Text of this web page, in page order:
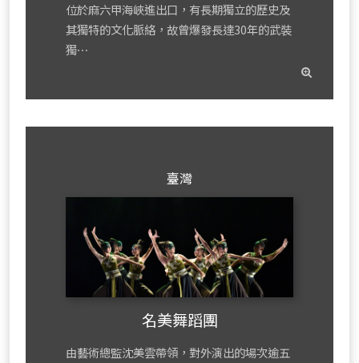
位於麻六甲海峽進出口，有長期獨立的歷史及
其獨特的文化脈絡，故曾爆發長達30年的武裝
獨⋯
臺灣
名美舞蹈團
由藝術總監沈美雲帶領，對外演出的場次逾五